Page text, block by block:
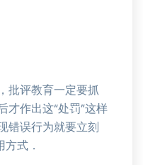
批评教育一定要抓
才作出这“处罚”这样
错误行为就要立刻
式．